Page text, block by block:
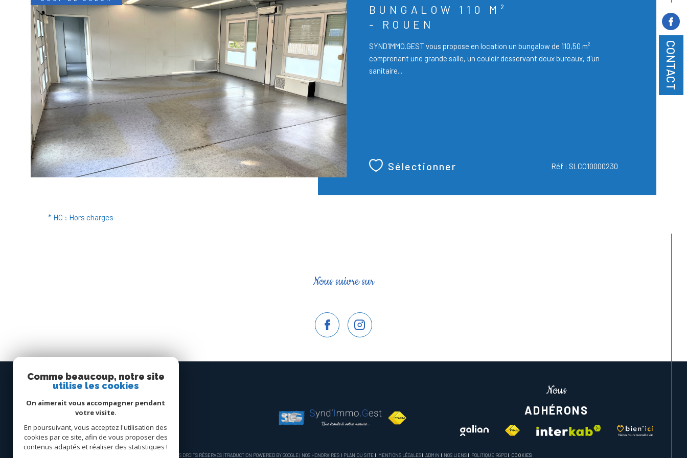
CONTACT
BUNGALOW 110 M²
- ROUEN
SYND'IMMO.GEST vous propose en location un bungalow de 110,50 m²
comprenant une grande salle, un couloir desservant deux bureaux, d'un
sanitaire...
Sélectionner Réf : SLCO10000230
* HC : Hors charges
Nous suivre sur
Espace
PROPRIÉTAIRE
Se connecter
Nous
ADHÉRONS
© 2026 | TOUS DROITS RÉSERVÉS | TRADUCTION POWERED BY GOOGLE | NOS HONORAIRES PLAN DU SITE MENTIONS LÉGALES ADMIN NOS LIENS POLITIQUE RGPD COOKIES
Comme beaucoup, notre site
utilise les cookies
On aimerait vous accompagner pendant
votre visite.
En poursuivant, vous acceptez l'utilisation des
cookies par ce site, afin de vous proposer des
contenus adaptés et réaliser des statistiques !